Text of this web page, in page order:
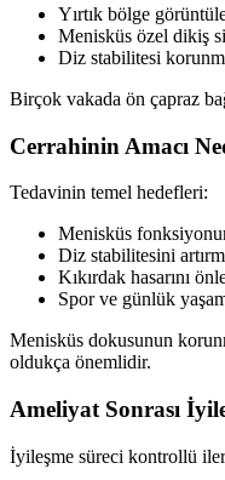
Yırtık bölge
Menisküs özel dikiş
Diz stabilitesi
Birçok vakada ön çapraz
Cerrahinin Amacı
Tedavinin temel hedefleri:
Menisküs
Diz stabilitesini
Kıkırdak hasarını
Spor ve günlük
Menisküs dokusunun
oldukça önemlidir.
Ameliyat Sonrası
İyileşme süreci kontrollü